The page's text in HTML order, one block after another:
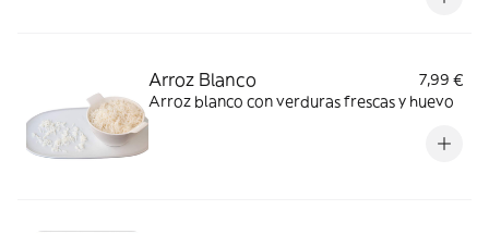
Arroz Blanco
7,99 €
Arroz blanco con verduras frescas y huevo